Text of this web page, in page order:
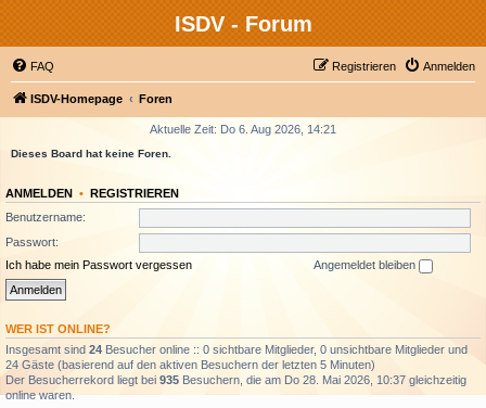
ISDV - Forum
FAQ Anmelden
Registrieren
ISDV-Homepage Foren
Aktuelle Zeit: Do 6. Aug 2026, 14:21
Dieses Board hat keine Foren.
ANMELDEN • REGISTRIEREN
Benutzername:
Passwort:
Ich habe mein Passwort vergessen
Angemeldet bleiben
WER IST ONLINE?
Insgesamt sind 24 Besucher online :: 0 sichtbare Mitglieder, 0 unsichtbare Mitglieder und
24 Gäste (basierend auf den aktiven Besuchern der letzten 5 Minuten)
Der Besucherrekord liegt bei 935 Besuchern, die am Do 28. Mai 2026, 10:37 gleichzeitig
online waren.